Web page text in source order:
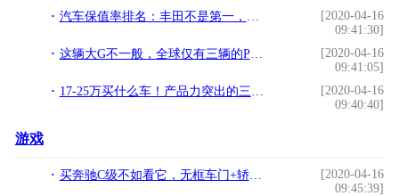
汽车保值率排名：丰田不是第一，大众输给“国产车”？
[2020-04-16
09:41:30]
这辆大G不一般，全球仅有三辆的Puch 500 GE
[2020-04-16
09:41:05]
17-25万买什么车！产品力突出的三款大牌合资紧凑SUV导购
[2020-04-16
09:40:40]
游戏
买奔驰C级不如看它，无框车门+轿跑，5.8秒破百，车标迷妹最爱
[2020-04-16
09:45:39]